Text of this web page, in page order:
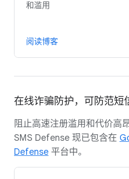
和滥用
阅读博客
在线诈骗防护，可防范短
阻止高速注册滥用和代价高
SMS Defense 现已包含在
Defense 平台中。